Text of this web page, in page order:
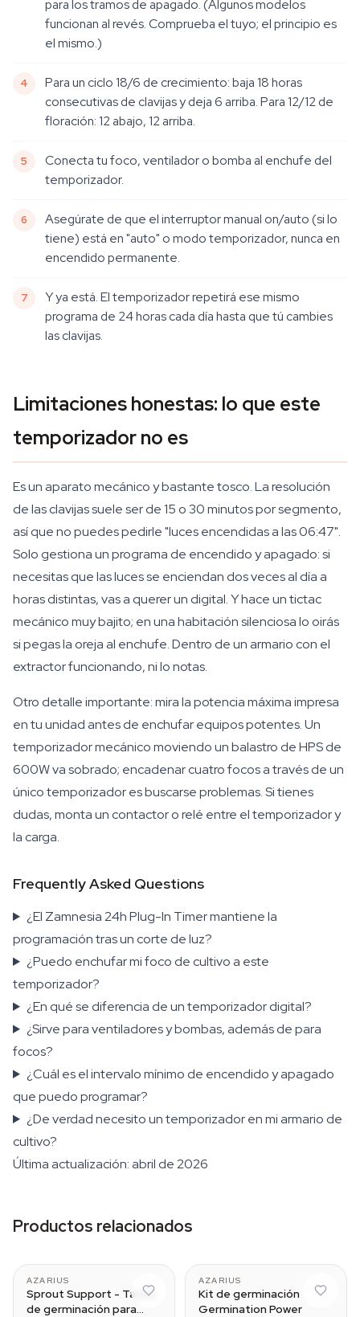
para los tramos de apagado. (Algunos modelos
funcionan al revés. Comprueba el tuyo; el principio es
el mismo.)
Para un ciclo 18/6 de crecimiento: baja 18 horas
consecutivas de clavijas y deja 6 arriba. Para 12/12 de
floración: 12 abajo, 12 arriba.
Conecta tu foco, ventilador o bomba al enchufe del
temporizador.
Asegúrate de que el interruptor manual on/auto (si lo
tiene) está en "auto" o modo temporizador, nunca en
encendido permanente.
Y ya está. El temporizador repetirá ese mismo
programa de 24 horas cada día hasta que tú cambies
las clavijas.
Limitaciones honestas: lo que este
temporizador no es
Es un aparato mecánico y bastante tosco. La resolución
de las clavijas suele ser de 15 o 30 minutos por segmento,
así que no puedes pedirle "luces encendidas a las 06:47".
Solo gestiona un programa de encendido y apagado: si
necesitas que las luces se enciendan dos veces al día a
horas distintas, vas a querer un digital. Y hace un tictac
mecánico muy bajito; en una habitación silenciosa lo oirás
si pegas la oreja al enchufe. Dentro de un armario con el
extractor funcionando, ni lo notas.
Otro detalle importante: mira la potencia máxima impresa
en tu unidad antes de enchufar equipos potentes. Un
temporizador mecánico moviendo un balastro de HPS de
600W va sobrado; encadenar cuatro focos a través de un
único temporizador es buscarse problemas. Si tienes
dudas, monta un contactor o relé entre el temporizador y
la carga.
Frequently Asked Questions
¿El Zamnesia 24h Plug-In Timer mantiene la
programación tras un corte de luz?
¿Puedo enchufar mi foco de cultivo a este
temporizador?
¿En qué se diferencia de un temporizador digital?
¿Sirve para ventiladores y bombas, además de para
focos?
¿Cuál es el intervalo mínimo de encendido y apagado
que puedo programar?
¿De verdad necesito un temporizador en mi armario de
cultivo?
Última actualización: abril de 2026
Productos relacionados
AZARIUS
Sprout Support - Tacos
de germinación para
AZARIUS
Kit de germinación
Germination Power